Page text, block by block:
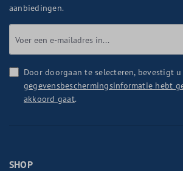
aanbiedingen.
Door doorgaan te selecteren, bevestigt
gegevensbeschermingsinformatie hebt
akkoord gaat.
SHOP